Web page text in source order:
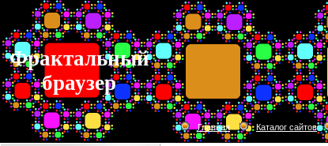
Фрактальный
браузер
Главная Каталог сайтов